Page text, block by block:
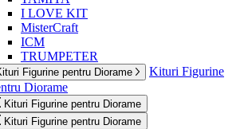
I LOVE KIT
MisterCraft
ICM
TRUMPETER
Figurine pentru Diorame
Kituri Figurine
Diorame
Kituri Figurine pentru Diorame
Kituri Figurine pentru Diorame